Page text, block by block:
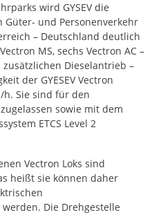
wird GYSEV die
und Personenverkehr
– Deutschland deutlich
MS, sechs Vectron AC –
Dieselantrieb –
der GYESEV Vectron
Sie sind für den
sowie mit dem
ETCS Level 2
Vectron Loks sind
heißt sie können daher
Die Drehgestelle